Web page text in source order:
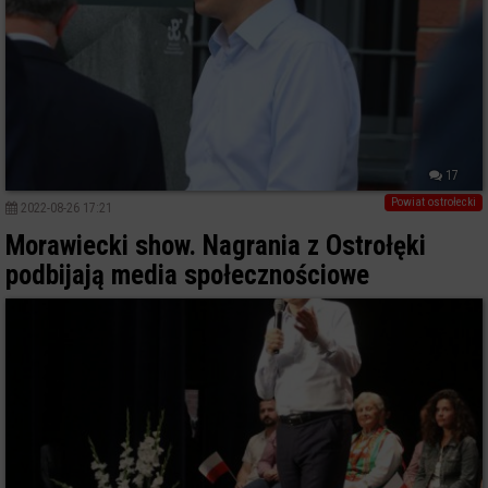
17
Powiat ostrołecki
2022-08-26 17:21
Morawiecki show. Nagrania z Ostrołęki
podbijają media społecznościowe